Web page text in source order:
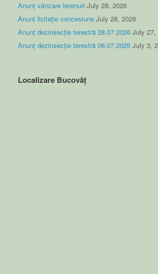
Anunț vânzare terenuri July 28, 2026
Anunț licitație concesiune July 28, 2026
Anunț dezinsecție terestră 28.07.2026 July 27,
Anunț dezinsecție terestră 06.07.2025 July 3,
Localizare Bucovăț